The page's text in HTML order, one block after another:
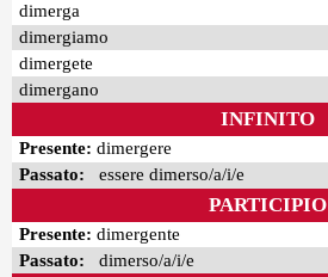
dimerga
dimergiamo
dimergete
dimergano
INFINITO
Presente: dimergere
Passato: essere dimerso/a/i/e
PARTICIPIO
Presente: dimergente
Passato: dimerso/a/i/e